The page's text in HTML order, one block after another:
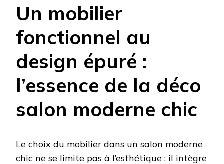
Un mobilier
fonctionnel au
design épuré :
l’essence de la déco
salon moderne chic
Le choix du mobilier dans un salon moderne
chic ne se limite pas à l’esthétique : il intègre